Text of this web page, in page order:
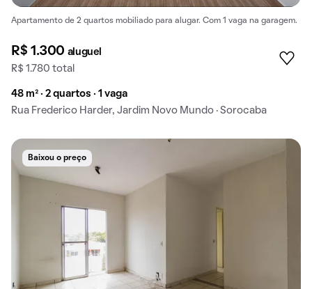
Apartamento de 2 quartos mobiliado para alugar. Com 1 vaga na garagem.
R$ 1.300 aluguel
R$ 1.780 total
48 m² · 2 quartos · 1 vaga
Rua Frederico Harder, Jardim Novo Mundo · Sorocaba
Baixou o preço